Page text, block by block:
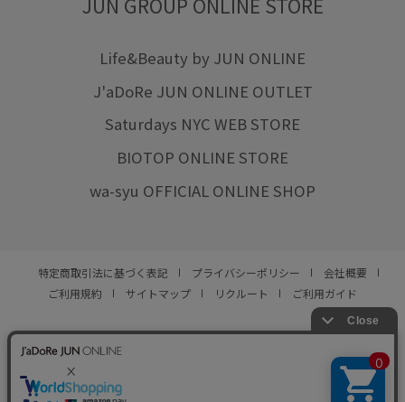
Life&Beauty by JUN ONLINE
J'aDoRe JUN ONLINE OUTLET
Saturdays NYC WEB STORE
BIOTOP ONLINE STORE
wa-syu OFFICIAL ONLINE SHOP
特定商取引法に基づく表記 プライバシーポリシー
会社概要
ご利用規約
サイトマップ リクルート ご利用ガイド
© JUN CO.,LTD. ALL RIGHTS RESERVED.